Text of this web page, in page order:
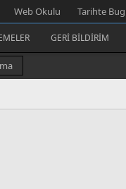
Web Okulu Tarihte
GERI BILDIRIM